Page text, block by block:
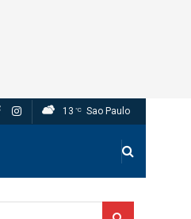
13 °C Sao Paulo